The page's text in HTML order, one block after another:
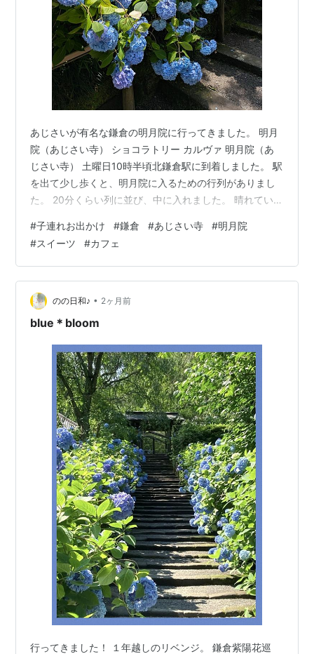
あじさいが有名な鎌倉の明月院に行ってきました。 明月
院（あじさい寺） ショコラトリー カルヴァ 明月院（あ
じさい寺） 土曜日10時半頃北鎌倉駅に到着しました。 駅
を出て少し歩くと、明月院に入るための行列がありまし
た。 20分くらい列に並び、中に入れました。 晴れていた
す。 6月中旬あじさいの見頃、土曜日午前中、梅雨の貴
重な晴れということで かなり混んでいました。 あじさい
きれいだけど、人多すぎる。。。 写真を撮るのも気を遣
う。。。 人気の丸窓を見るには1時間待ちでした。 さく
っと撮影してくださいというアナウンスがずっとされて
いました。 お花大好…
#子連れお出かけ #鎌倉 #あじさい寺 #明月院
#スイーツ #カフェ
のの日和♪ • 2ヶ月前
blue＊bloom
行ってきました！ １年越しのリベンジ。 鎌倉紫陽花巡